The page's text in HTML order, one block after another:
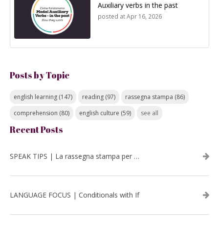
Auxiliary verbs in the past
posted atApr 16, 2026
Posts by Topic
english learning (147) reading (97) rassegna stampa (86)
comprehension (80) english culture (59) see all
Recent Posts
SPEAK TIPS | La rassegna stampa per migliorare l’inglese - luglio 2026
LANGUAGE FOCUS | Conditionals with If